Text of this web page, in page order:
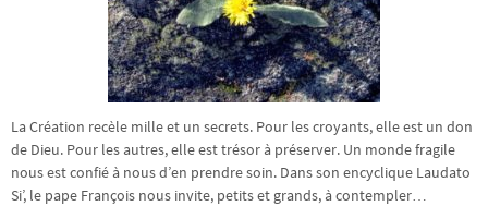
La Création recèle mille et un secrets. Pour les croyants, elle est un don
de Dieu. Pour les autres, elle est trésor à préserver. Un monde fragile
nous est confié à nous d’en prendre soin. Dans son encyclique Laudato
Si’, le pape François nous invite, petits et grands, à contempler…